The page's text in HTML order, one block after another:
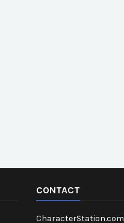
CONTACT
CharacterStation.com